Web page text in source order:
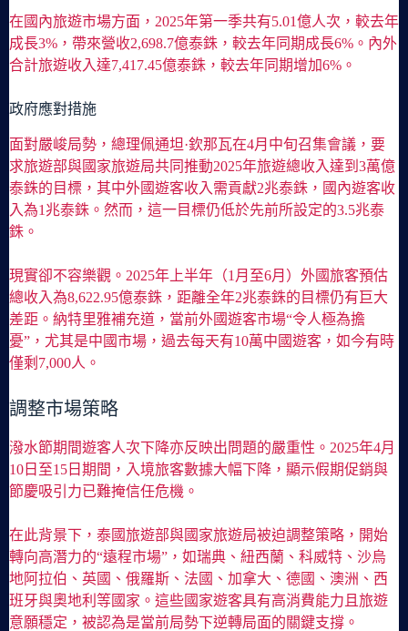
在國內旅遊市場方面，2025年第一季共有5.01億人次，較去年
成長3%，帶來營收2,698.7億泰銖，較去年同期成長6%。內外
合計旅遊收入達7,417.45億泰銖，較去年同期增加6%。
政府應對措施
面對嚴峻局勢，總理佩通坦·欽那瓦在4月中旬召集會議，要
求旅遊部與國家旅遊局共同推動2025年旅遊總收入達到3萬億
泰銖的目標，其中外國遊客收入需貢獻2兆泰銖，國內遊客收
入為1兆泰銖。然而，這一目標仍低於先前所設定的3.5兆泰
銖。
現實卻不容樂觀。2025年上半年（1月至6月）外國旅客預估
總收入為8,622.95億泰銖，距離全年2兆泰銖的目標仍有巨大
差距。納特里雅補充道，當前外國遊客市場“令人極為擔
憂”，尤其是中國市場，過去每天有10萬中國遊客，如今有時
僅剩7,000人。
調整市場策略
潑水節期間遊客人次下降亦反映出問題的嚴重性。2025年4月
10日至15日期間，入境旅客數據大幅下降，顯示假期促銷與
節慶吸引力已難掩信任危機。
在此背景下，泰國旅遊部與國家旅遊局被迫調整策略，開始
轉向高潛力的“遠程市場”，如瑞典、紐西蘭、科威特、沙烏
地阿拉伯、英國、俄羅斯、法國、加拿大、德國、澳洲、西
班牙與奧地利等國家。這些國家遊客具有高消費能力且旅遊
意願穩定，被認為是當前局勢下逆轉局面的關鍵支撐。